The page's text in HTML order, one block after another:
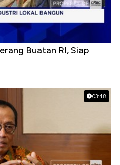
Buatan RI, Siap
03:48